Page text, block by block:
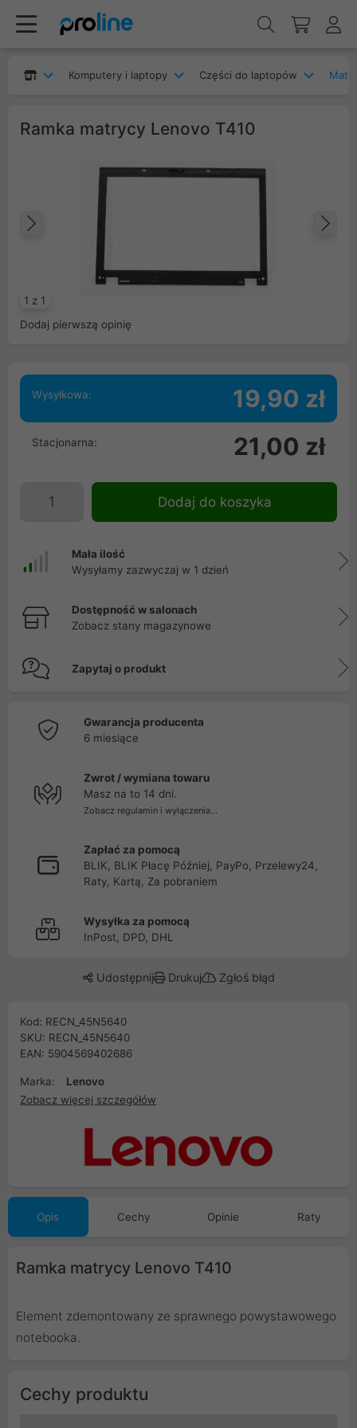
Komputery i laptopy Części do laptopów
Ramka matrycy Lenovo T410
1 z 1
Poprzedni
Dodaj pierwszą opinię
Wysyłkowa: 19,90 zł
Stacjonarna: 21,00 zł
Dodaj do koszyka
Mała ilość
Wysyłamy zazwyczaj w 1 dzień
Dostępność w salonach
Zobacz stany magazynowe
Zapytaj o produkt
Gwarancja producenta
6 miesiące
Zwrot / wymiana towaru
Masz na to 14 dni.
Zobacz regulamin i wyłączenia...
Zapłać za pomocą
BLIK, BLIK Płacę Później, PayPo, Przelewy24,
Raty, Kartą, Za pobraniem
Wysyłka za pomocą
InPost, DPD, DHL
Udostępnij Drukuj Zgłoś błąd
Kod: RECN_45N5640
SKU: RECN_45N5640
EAN: 5904569402686
Marka:
Lenovo
Zobacz więcej szczegółów
Opis Cechy Opinie Raty
Ramka matrycy Lenovo T410
Element zdemontowany ze sprawnego powystawowego
notebooka.
Cechy produktu